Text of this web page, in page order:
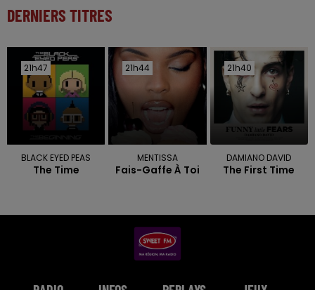
DERNIERS TITRES
21h47
21h47
BLACK EYED PEAS
The Time
21h44
21h44
MENTISSA
Fais-Gaffe À Toi
21h40
21h40
DAMIANO DAVID
The First Time